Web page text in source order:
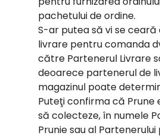
pachetului de ordine.
S-ar putea să vi se ceară
livrare pentru comanda
către Partenerul Livrare
deoarece partenerul de
magazinul poate
Puteţi confirma că Prune
să colecteze, în numele
Prunie sau al